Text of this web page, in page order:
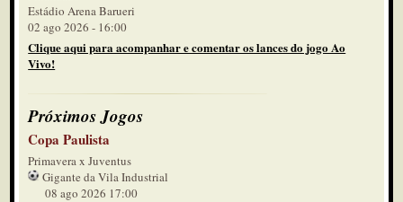
Estádio Arena Barueri
02 ago 2026 - 16:00
Clique aqui para acompanhar e comentar os lances do jogo Ao
Vivo!
Próximos Jogos
Copa Paulista
Primavera x Juventus
Gigante da Vila Industrial
08 ago 2026 17:00